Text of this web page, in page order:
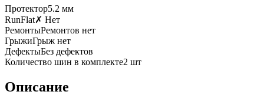
Протектор5.2 мм
RunFlat✗ Нет
РемонтыРемонтов нет
ГрыжиГрыж нет
ДефектыБез дефектов
Количество шин в комплекте2 шт
Описание